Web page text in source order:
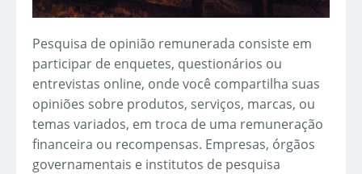
Pesquisa de opinião remunerada consiste em
participar de enquetes, questionários ou
entrevistas online, onde você compartilha suas
opiniões sobre produtos, serviços, marcas, ou
temas variados, em troca de uma remuneração
financeira ou recompensas. Empresas, órgãos
governamentais e institutos de pesquisa